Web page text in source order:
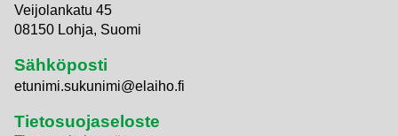
Veijolankatu 45
08150 Lohja, Suomi
Sähköposti
etunimi.sukunimi@elaiho.fi
Tietosuojaseloste